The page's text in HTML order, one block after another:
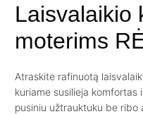
Laisvalaikio
moterims
Atraskite rafinuotą
kuriame susilieja komfortas
pusiniu užtrauktuku be ribo